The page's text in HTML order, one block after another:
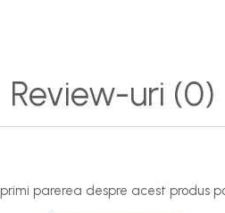
Review-uri (0)
parerea despre acest produs